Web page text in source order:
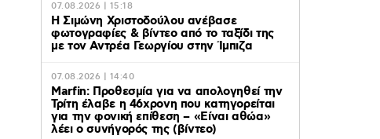
07.08.2026 | 15:18
Η Σιμώνη Χριστοδούλου ανέβασε
φωτογραφίες & βίντεο από το ταξίδι της
με τον Αντρέα Γεωργίου στην Ίμπιζα
07.08.2026 | 14:40
Marfin: Προθεσμία για να απολογηθεί την
Τρίτη έλαβε η 46χρονη που κατηγορείται
για την φονική επίθεση – «Είναι αθώα»
λέει ο συνήγορός της (βίντεο)